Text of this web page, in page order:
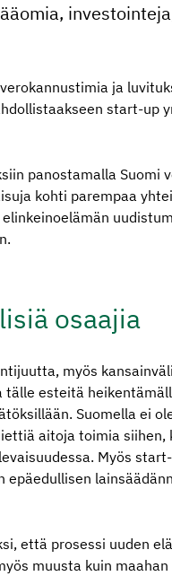
ja
start-up
panostamalla Suomi
kohti parempaa
osaajia
myös
esteitä
Suomella ei
aitoja toimia siihen,
Myös
että prosessi uuden
muusta kuin maahan